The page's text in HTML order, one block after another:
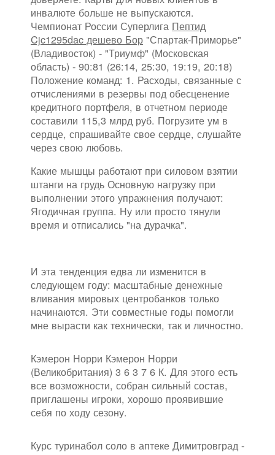
инвалюте больше не выпускаются.
Чемпионат России Суперлига Пептид
Cjc1295dac дешево Бор "Спартак-Приморье"
(Владивосток) - "Триумф" (Московская
область) - 90:81 (26:14, 25:30, 19:19, 20:18)
Положение команд: 1. Расходы, связанные с
отчислениями в резервы под обесценение
кредитного портфеля, в отчетном периоде
составили 115,3 млрд руб. Погрузите ум в
сердце, спрашивайте свое сердце, слушайте
через свою любовь.
Какие мышцы работают при силовом взятии
штанги на грудь Основную нагрузку при
выполнении этого упражнения получают:
Ягодичная группа. Ну или просто тянули
время и отписались "на дурачка".
И эта тенденция едва ли изменится в
следующем году: масштабные денежные
вливания мировых центробанков только
начинаются. Эти совместные годы помогли
мне вырасти как технически, так и личностно.
Кэмерон Норри Кэмерон Норри
(Великобритания) 3 6 3 7 6 К. Для этого есть
все возможности, собран сильный состав,
приглашены игроки, хорошо проявившие
себя по ходу сезону.
Курс туринабол соло в аптеке Димитровград -